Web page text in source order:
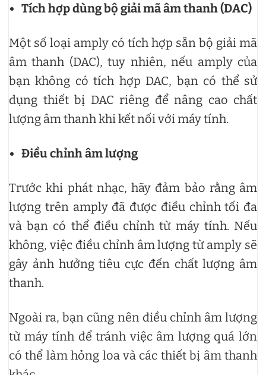
Tích hợp dùng bộ giải mã âm thanh (DAC)
Một số loại amply có tích hợp sẵn bộ giải mã
âm thanh (DAC), tuy nhiên, nếu amply của
bạn không có tích hợp DAC, bạn có thể sử
dụng thiết bị DAC riêng để nâng cao chất
lượng âm thanh khi kết nối với máy tính.
Điều chỉnh âm lượng
Trước khi phát nhạc, hãy đảm bảo rằng âm
lượng trên amply đã được điều chỉnh tối đa
và bạn có thể điều chỉnh từ máy tính. Nếu
không, việc điều chỉnh âm lượng từ amply sẽ
gây ảnh hưởng tiêu cực đến chất lượng âm
thanh.
Ngoài ra, bạn cũng nên điều chỉnh âm lượng
từ máy tính để tránh việc âm lượng quá lớn
có thể làm hỏng loa và các thiết bị âm thanh